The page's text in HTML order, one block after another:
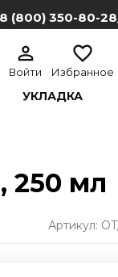
8 (800) 350-80-28
Войти Избранное
УКЛАДКА
250 мл
Артикул: